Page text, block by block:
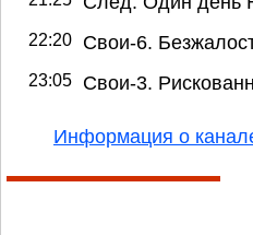
22:20 Свои-6.
23:05 Свои-3.
Информация о